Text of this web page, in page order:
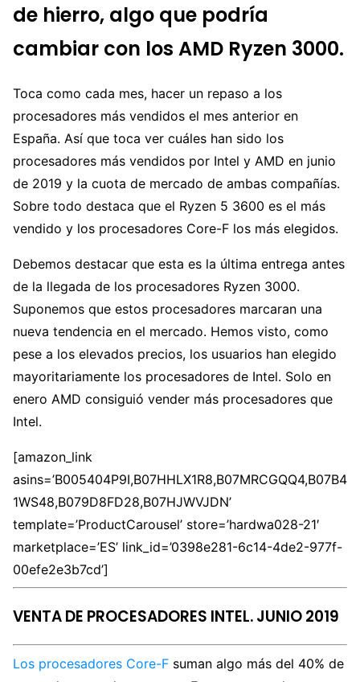
de hierro, algo que podría
cambiar con los AMD Ryzen 3000.
Toca como cada mes, hacer un repaso a los
procesadores más vendidos el mes anterior en
España. Así que toca ver cuáles han sido los
procesadores más vendidos por Intel y AMD en junio
de 2019 y la cuota de mercado de ambas compañías.
Sobre todo destaca que el Ryzen 5 3600 es el más
vendido y los procesadores Core-F los más elegidos.
Debemos destacar que esta es la última entrega antes
de la llegada de los procesadores Ryzen 3000.
Suponemos que estos procesadores marcaran una
nueva tendencia en el mercado. Hemos visto, como
pese a los elevados precios, los usuarios han elegido
mayoritariamente los procesadores de Intel. Solo en
enero AMD consiguió vender más procesadores que
Intel.
[amazon_link
asins=’B005404P9I,B07HHLX1R8,B07MRCGQQ4,B07B4
1WS48,B079D8FD28,B07HJWVJDN’
template=’ProductCarousel’ store=’hardwa028-21′
marketplace=’ES’ link_id=’0398e281-6c14-4de2-977f-
00efe2e3b7cd’]
VENTA DE PROCESADORES INTEL. JUNIO 2019
Los procesadores Core-F suman algo más del 40% de